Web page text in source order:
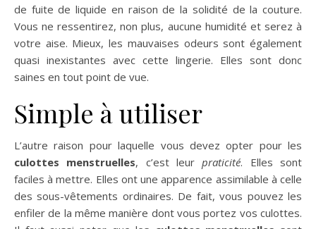
de fuite de liquide en raison de la solidité de la couture.
Vous ne ressentirez, non plus, aucune humidité et serez à
votre aise. Mieux, les mauvaises odeurs sont également
quasi inexistantes avec cette lingerie. Elles sont donc
saines en tout point de vue.
Simple à utiliser
L’autre raison pour laquelle vous devez opter pour les
culottes menstruelles, c’est leurpraticité. Elles sont
faciles à mettre. Elles ont une apparence assimilable à celle
des sous-vêtements ordinaires. De fait, vous pouvez les
enfiler de la même manière dont vous portez vos culottes.